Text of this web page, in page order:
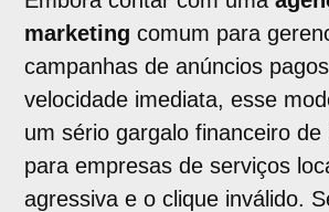
marketing comum para
campanhas de anúncios
velocidade imediata, esse
um sério gargalo financeiro de
para empresas de serviços
agressiva e o clique inválido.